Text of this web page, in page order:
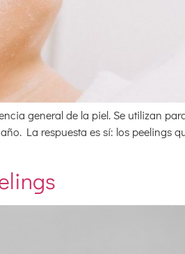
general de la piel. Se utilizan
La respuesta es sí: los peelings